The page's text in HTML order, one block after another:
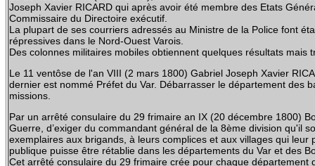
Joseph Xavier RICARD qui après avoir été membre des Etats
Commissaire du Directoire exécutif.
La plupart de ses courriers adressés au Ministre de la Police font
répressives dans le Nord-Ouest Varois.
Des colonnes militaires mobiles obtiennent quelques résultats
Le 11 ventôse de l'an VIII (2 mars 1800) Gabriel Joseph Xavier
dernier est nommé Préfet du Var. Débarrasser le département des
missions.
Par un arrêté consulaire du 29 frimaire an IX (20 décembre 1800)
Guerre, d’exiger du commandant général de la 8ème division qu'il
exemplaires aux brigands, à leurs complices et aux villages qui leur
publique puisse être rétablie dans les départements du Var et des
Cet arrêté consulaire du 29 frimaire crée pour chaque département